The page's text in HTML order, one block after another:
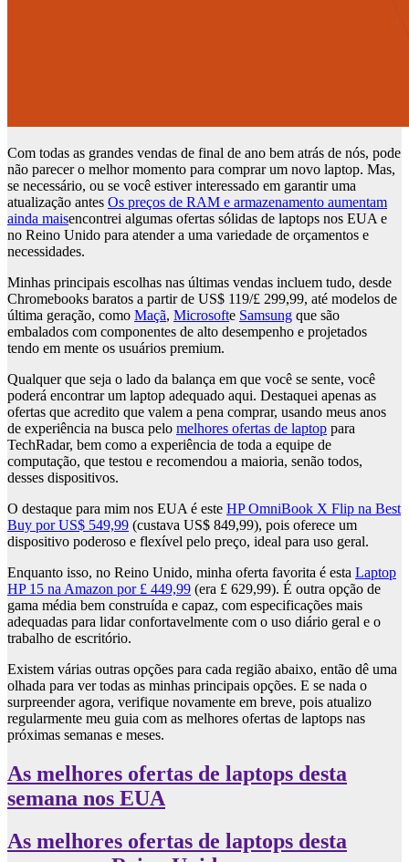
Com todas as grandes vendas de final de ano bem atrás de nós, pode
não parecer o melhor momento para comprar um novo laptop. Mas,
se necessário, ou se você estiver interessado em garantir uma
atualização antes Os preços de RAM e armazenamento aumentam
ainda maisencontrei algumas ofertas sólidas de laptops nos EUA e
no Reino Unido para atender a uma variedade de orçamentos e
necessidades.
Minhas principais escolhas nas últimas vendas incluem tudo, desde
Chromebooks baratos a partir de US$ 119/£ 299,99, até modelos de
última geração, como Maçã, Microsofte Samsung que são
embalados com componentes de alto desempenho e projetados
tendo em mente os usuários premium.
Qualquer que seja o lado da balança em que você se sente, você
poderá encontrar um laptop adequado aqui. Destaquei apenas as
ofertas que acredito que valem a pena comprar, usando meus anos
de experiência na busca pelo melhores ofertas de laptop para
TechRadar, bem como a experiência de toda a equipe de
computação, que testou e recomendou a maioria, senão todos,
desses dispositivos.
O destaque para mim nos EUA é este HP OmniBook X Flip na Best
Buy por US$ 549,99 (custava US$ 849,99), pois oferece um
dispositivo poderoso e flexível pelo preço, ideal para uso geral.
Enquanto isso, no Reino Unido, minha oferta favorita é esta Laptop
HP 15 na Amazon por £ 449,99 (era £ 629,99). É outra opção de
gama média bem construída e capaz, com especificações mais
adequadas para lidar confortavelmente com o uso diário geral e o
trabalho de escritório.
Existem várias outras opções para cada região abaixo, então dê uma
olhada para ver todas as minhas principais opções. E se nada o
surpreender agora, verifique novamente em breve, pois atualizo
regularmente meu guia com as melhores ofertas de laptops nas
próximas semanas e meses.
As melhores ofertas de laptops desta
semana nos EUA
As melhores ofertas de laptops desta